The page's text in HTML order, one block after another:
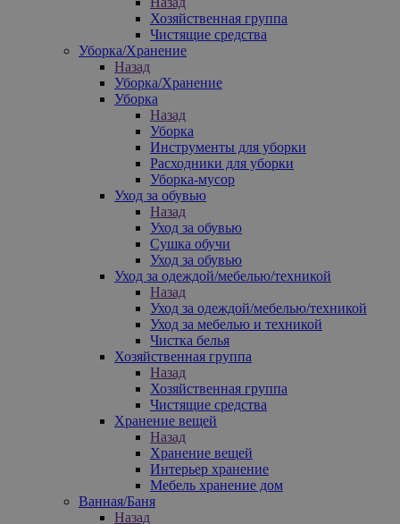
Хозяйственная группа
Чистящие средства
Уборка/Хранение
Назад
Уборка/Хранение
Уборка
Назад
Уборка
Инструменты для уборки
Расходники для уборки
Уборка-мусор
Уход за обувью
Назад
Уход за обувью
Сушка обучи
Уход за обувью
Уход за одеждой/мебелью/техникой
Назад
Уход за одеждой/мебелью/техникой
Уход за мебелью и техникой
Чистка белья
Хозяйственная группа
Назад
Хозяйственная группа
Чистящие средства
Хранение вещей
Назад
Хранение вещей
Интерьер хранение
Мебель хранение дом
Ванная/Баня
Назад